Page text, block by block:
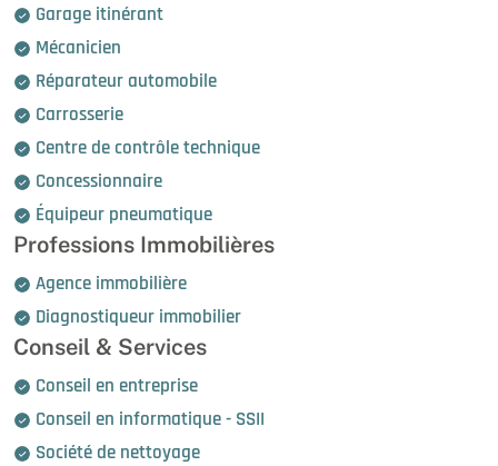
Garage itinérant
Mécanicien
Réparateur automobile
Carrosserie
Centre de contrôle technique
Concessionnaire
Équipeur pneumatique
Professions Immobilières
Agence immobilière
Diagnostiqueur immobilier
Conseil & Services
Conseil en entreprise
Conseil en informatique - SSII
Société de nettoyage